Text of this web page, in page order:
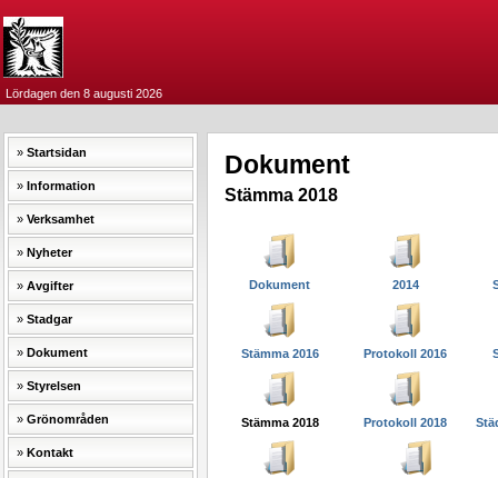
Lördagen den 8 augusti 2026
Startsidan
Information
Verksamhet
Nyheter
Avgifter
Stadgar
Dokument
Styrelsen
Grönområden
Kontakt
Dokument
Stämma 2018
Dokument 2014
Stämma 2016 Protokoll 2016
Stämma 2018 Protokoll 2018